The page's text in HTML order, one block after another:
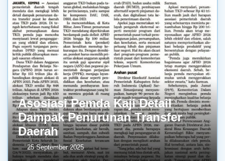
Asosiasi Pemda Kaji Detail
Dampak Penurunan Transfer
Daerah
25 September 2025